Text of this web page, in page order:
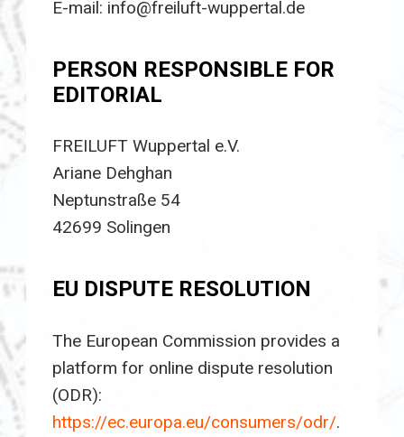
E-mail: info@freiluft-wuppertal.de
PERSON RESPONSIBLE FOR
EDITORIAL
FREILUFT Wuppertal e.V.
Ariane Dehghan
Neptunstraße 54
42699 Solingen
EU DISPUTE RESOLUTION
The European Commission provides a
platform for online dispute resolution
(ODR):
https://ec.europa.eu/consumers/odr/.